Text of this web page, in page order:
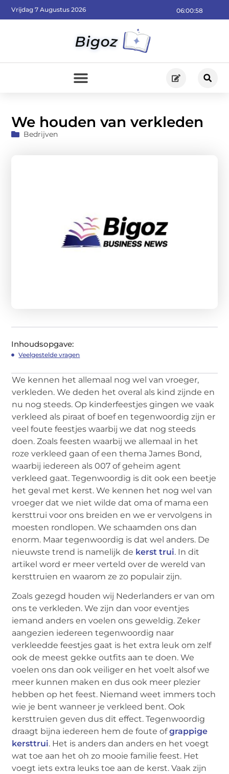
06:01:00
Vrijdag 7 Augustus 2026
We houden van verkleden
Bedrijven
Inhoudsopgave:
Veelgestelde vragen
We kennen het allemaal nog wel van vroeger,
verkleden. We deden het overal als kind zijnde en
nu nog steeds. Op kinderfeestjes gingen we vaak
verkleed als piraat of boef en tegenwoordig zijn er
veel foute feestjes waarbij we dat nog steeds
doen. Zoals feesten waarbij we allemaal in het
roze verkleed gaan of een thema James Bond,
waarbij iedereen als 007 of geheim agent
verkleed gaat. Tegenwoordig is dit ook een beetje
het geval met kerst. We kennen het nog wel van
vroeger dat we niet wilde dat oma of mama een
kersttrui voor ons breiden en we er vervolgens in
moesten rondlopen. We schaamden ons dan
enorm. Maar tegenwoordig is dat wel anders. De
nieuwste trend is namelijk de kerst trui. In dit
artikel word er meer verteld over de wereld van
kersttruien en waarom ze zo populair zijn.
Zoals gezegd houden wij Nederlanders er van om
ons te verkleden. We zijn dan voor eventjes
iemand anders en voelen ons geweldig. Zeker
aangezien iedereen tegenwoordig naar
verkleedde feestjes gaat is het extra leuk om zelf
ook de meest gekke outfits aan te doen. We
voelen ons dan ook veiliger en het voelt alsof we
meer kunnen maken en dus ook meer plezier
hebben op het feest. Niemand weet immers toch
wie je bent wanneer je verkleed bent. Ook
kersttruien geven dus dit effect. Tegenwoordig
draagt bijna iedereen hem de foute ofgrappige
kersttrui. Het is anders dan anders en het voegt
wat toe aan het oh zo mooie familie feest. Het
voegt iets extra leuks toe aan de kerst. Vaak zijn